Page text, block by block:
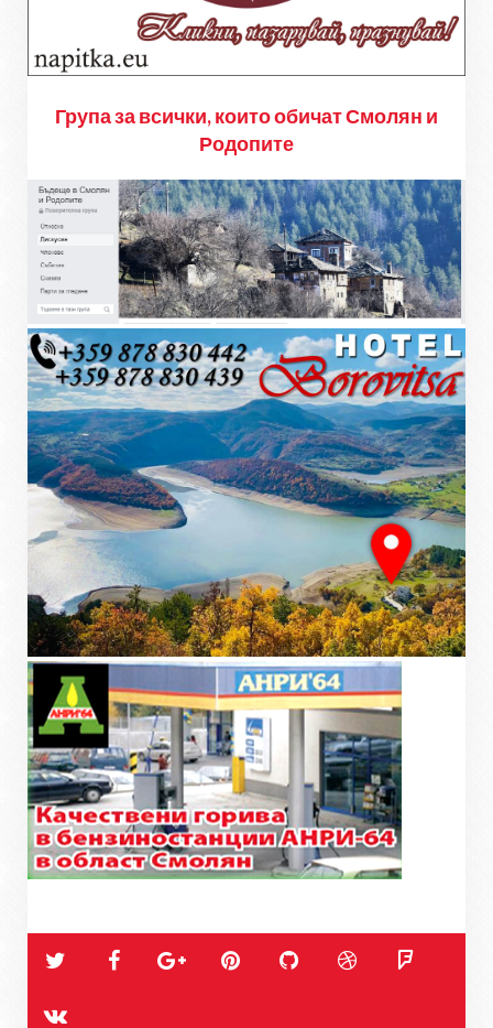
Група за всички, които обичат Смолян и
Родопите